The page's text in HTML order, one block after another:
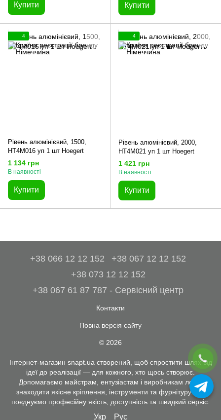
Купити Купити
4
Рівень алюмінієвий, 1500,
HT4M016 уп 1 шт Hoegert
1 134 грн
В наявності
Купити
4
Рівень алюмінієвий, 2000,
HT4M021 уп 1 шт Hoegert
1 421 грн
В наявності
Купити
+38 066 12 12 152
+38 067 12 12 152
+38 073 12 12 152
+38 067 61 87 787 - Сервісний центр
Контакти
Повна версія сайту
© 2026
Інтернет-магазин snapt.ua створений, щоб спростити шлях від
ідеї до реалізації — для кожного, хто щось створює.
Допомагаємо майстрам, ентузіастам і виробникам легко
знаходити якісне кріплення, інструменти та фурнітуру. Ми
поєднуємо професійну якість, доступність та швидкий сервіс.
Укр Рус